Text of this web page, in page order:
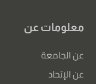
معلومات عن
عن الجامعة
عن الإتحاد